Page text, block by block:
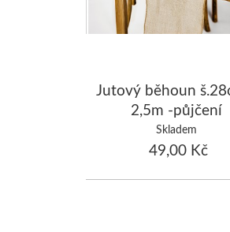
Jutový běhoun
2,5m -půjčení
Skladem
49,00 Kč